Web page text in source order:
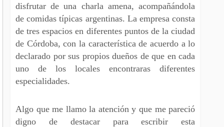
disfrutar de una charla amena, acompañándola
de comidas típicas argentinas. La empresa consta
de tres espacios en diferentes puntos de la ciudad
de Córdoba, con la característica de acuerdo a lo
declarado por sus propios dueños de que en cada
uno de los locales encontraras diferentes
especialidades.
Algo que me llamo la atención y que me pareció
digno de destacar para escribir esta